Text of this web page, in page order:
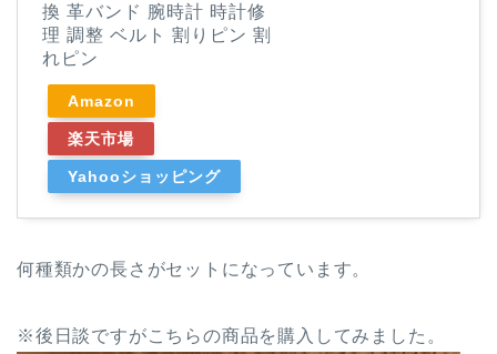
換 革バンド 腕時計 時計修
理 調整 ベルト 割りピン 割
れピン
Amazon
楽天市場
Yahooショッピング
何種類かの長さがセットになっています。
※後日談ですがこちらの商品を購入してみました。